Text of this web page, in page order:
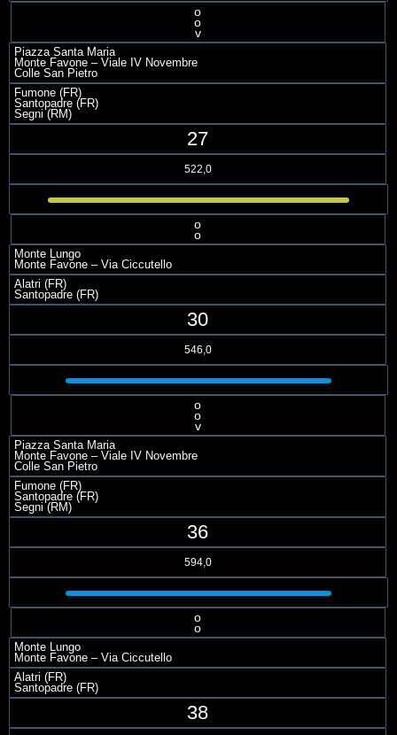
o
o
v
Piazza Santa Maria
Monte Favone – Viale IV Novembre
Colle San Pietro
Fumone (FR)
Santopadre (FR)
Segni (RM)
27
522,0
o
o
Monte Lungo
Monte Favone – Via Ciccutello
Alatri (FR)
Santopadre (FR)
30
546,0
o
o
v
Piazza Santa Maria
Monte Favone – Viale IV Novembre
Colle San Pietro
Fumone (FR)
Santopadre (FR)
Segni (RM)
36
594,0
o
o
Monte Lungo
Monte Favone – Via Ciccutello
Alatri (FR)
Santopadre (FR)
38